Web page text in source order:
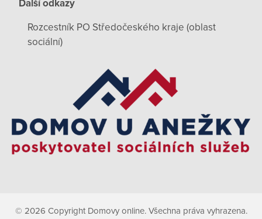
Další odkazy
Rozcestník PO Středočeského kraje (oblast
sociální)
© 2026 Copyright Domovy online. Všechna práva vyhrazena.